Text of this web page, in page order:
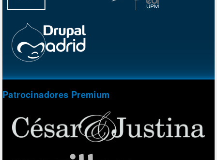
Patrocinadores Premium